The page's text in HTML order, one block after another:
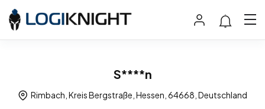
S****n
Rimbach, Kreis Bergstraße, Hessen, 64668, Deutschland